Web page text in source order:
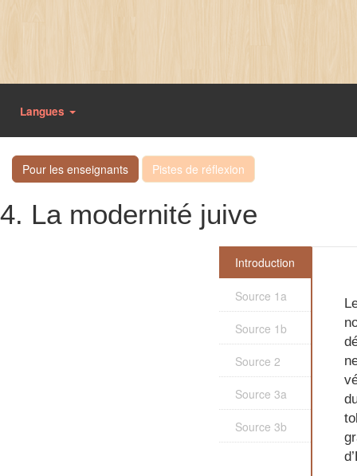
Langues
Pour les enseignants Pistes de réflexion
4. La modernité juive
Introduction
Source 1a
Source 1b
Source 2
Source 3a
Source 3b